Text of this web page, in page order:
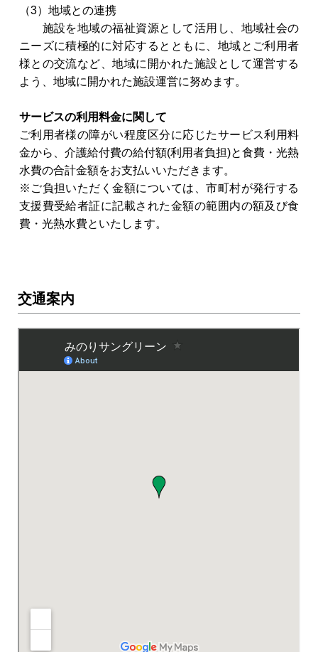
（3）地域との連携
施設を地域の福祉資源として活用し、地域社会の
ニーズに積極的に対応するとともに、地域とご利用者
様との交流など、地域に開かれた施設として運営する
よう、地域に開かれた施設運営に努めます。
サービスの利用料金に関して
ご利用者様の障がい程度区分に応じたサービス利用料
金から、介護給付費の給付額(利用者負担)と食費・光熱
水費の合計金額をお支払いいただきます。
※ご負担いただく金額については、市町村が発行する
支援費受給者証に記載された金額の範囲内の額及び食
費・光熱水費といたします。
交通案内